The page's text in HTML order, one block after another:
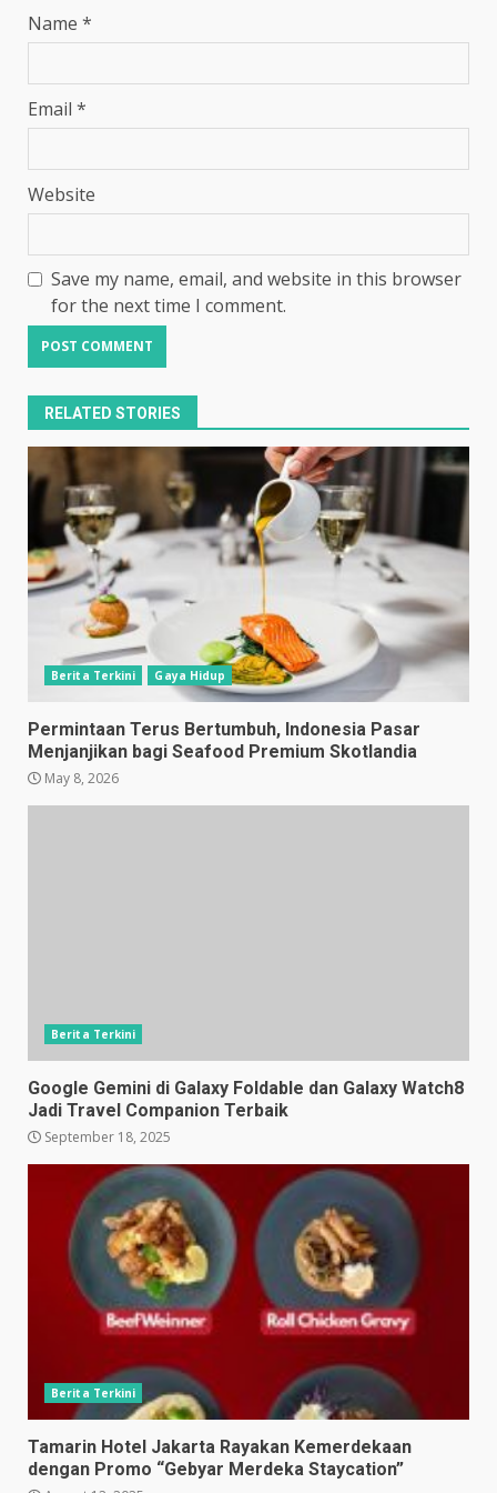
Name *
Email *
Website
Save my name, email, and website in this browser
for the next time I comment.
RELATED STORIES
Berita Terkini Gaya Hidup
Permintaan Terus Bertumbuh, Indonesia Pasar
Menjanjikan bagi Seafood Premium Skotlandia
May 8, 2026
Berita Terkini
Google Gemini di Galaxy Foldable dan Galaxy Watch8
Jadi Travel Companion Terbaik
September 18, 2025
Berita Terkini
Tamarin Hotel Jakarta Rayakan Kemerdekaan
dengan Promo “Gebyar Merdeka Staycation”